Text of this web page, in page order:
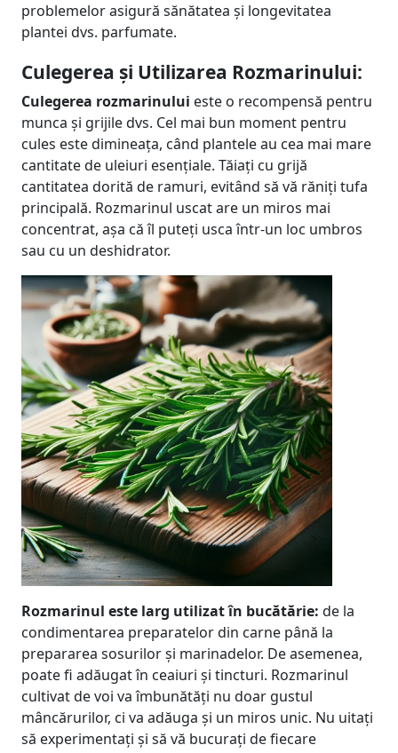
problemelor asigură sănătatea și longevitatea
plantei dvs. parfumate.
Culegerea și Utilizarea Rozmarinului:
Culegerea rozmarinului este o recompensă pentru
munca și grijile dvs. Cel mai bun moment pentru
cules este dimineața, când plantele au cea mai mare
cantitate de uleiuri esențiale. Tăiați cu grijă
cantitatea dorită de ramuri, evitând să vă răniți tufa
principală. Rozmarinul uscat are un miros mai
concentrat, așa că îl puteți usca într-un loc umbros
sau cu un deshidrator.
Rozmarinul este larg utilizat în bucătărie: de la
condimentarea preparatelor din carne până la
prepararea sosurilor și marinadelor. De asemenea,
poate fi adăugat în ceaiuri și tincturi. Rozmarinul
cultivat de voi va îmbunătăți nu doar gustul
mâncărurilor, ci va adăuga și un miros unic. Nu uitați
să experimentați și să vă bucurați de fiecare